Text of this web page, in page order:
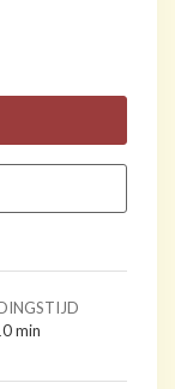
minuten
min